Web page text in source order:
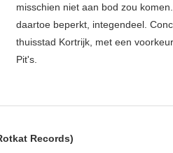
misschien niet aan bod zou
daartoe beperkt, integendeel.
thuisstad Kortrijk, met een
Pit's.
Records)